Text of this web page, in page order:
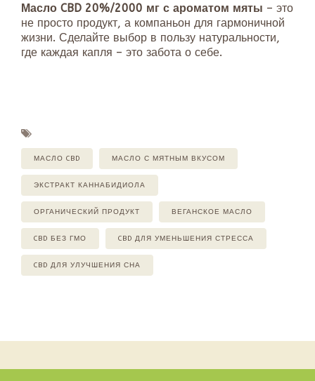
Масло CBD 20%/2000 мг с ароматом мяты – это
не просто продукт, а компаньон для гармоничной
жизни. Сделайте выбор в пользу натуральности,
где каждая капля – это забота о себе.
МАСЛО CBD МАСЛО С МЯТНЫМ ВКУСОМ
ЭКСТРАКТ КАННАБИДИОЛА
ОРГАНИЧЕСКИЙ ПРОДУКТ ВЕГАНСКОЕ МАСЛО
CBD БЕЗ ГМО CBD ДЛЯ УМЕНЬШЕНИЯ СТРЕССА
CBD ДЛЯ УЛУЧШЕНИЯ СНА